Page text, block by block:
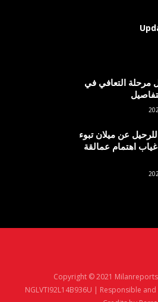
مرحلة التعافي في
عن ميلان تبوء
اهتمام عمالقة
Copyright © 2021
NGLVTI92L14B936U | Responsible